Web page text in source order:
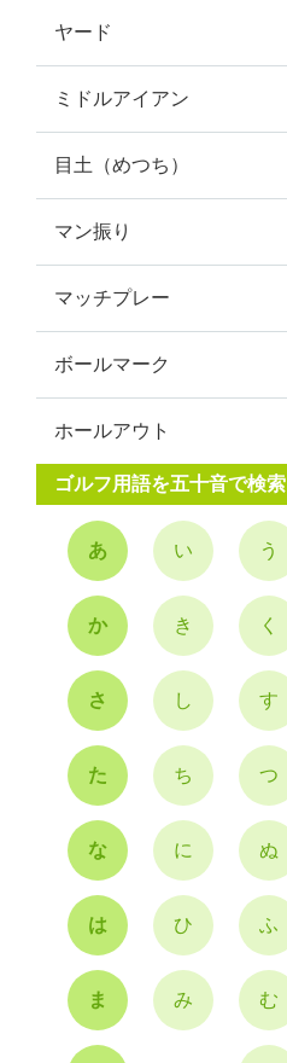
ヤード
ミドルアイアン
目土（めつち）
マン振り
マッチプレー
ボールマーク
ホールアウト
ゴルフ用語を五十音で検索
あ い う
か き く
さ し す
た ち つ
な に ぬ
は ひ ふ
ま み む